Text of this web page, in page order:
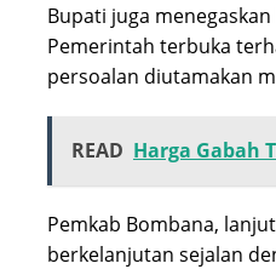
Bupati juga
Pemerintah terbuka
persoalan diutamakan
READ Harga Gabah
Pemkab Bombana,
berkelanjutan sejalan